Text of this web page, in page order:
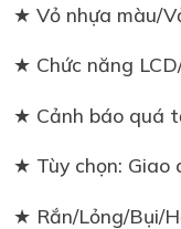
★ Vỏ nhựa màu/
★ Chức năng
★ Cảnh báo quá
★ Tùy chọn: Giao
★ Rắn/Lỏng/Bụi/